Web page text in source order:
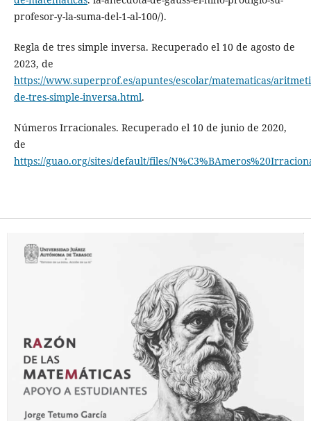
profesor-y-la-suma-del-1-al-100/).
Regla de tres simple inversa. Recuperado el 10 de agosto de
2023, de
https://www.superprof.es/apuntes/escolar/matematicas/
de-tres-simple-inversa.html.
Números Irracionales. Recuperado el 10 de junio de 2020,
de
https://guao.org/sites/default/files/